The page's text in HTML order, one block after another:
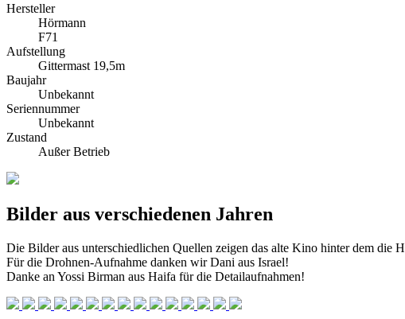
Hersteller
Hörmann
F71
Aufstellung
Gittermast 19,5m
Baujahr
Unbekannt
Seriennummer
Unbekannt
Zustand
Außer Betrieb
Bilder aus verschiedenen Jahren
Die Bilder aus unterschiedlichen Quellen zeigen das alte Kino hinter dem die
Für die Drohnen-Aufnahme danken wir Dani aus Israel!
Danke an Yossi Birman aus Haifa für die Detailaufnahmen!